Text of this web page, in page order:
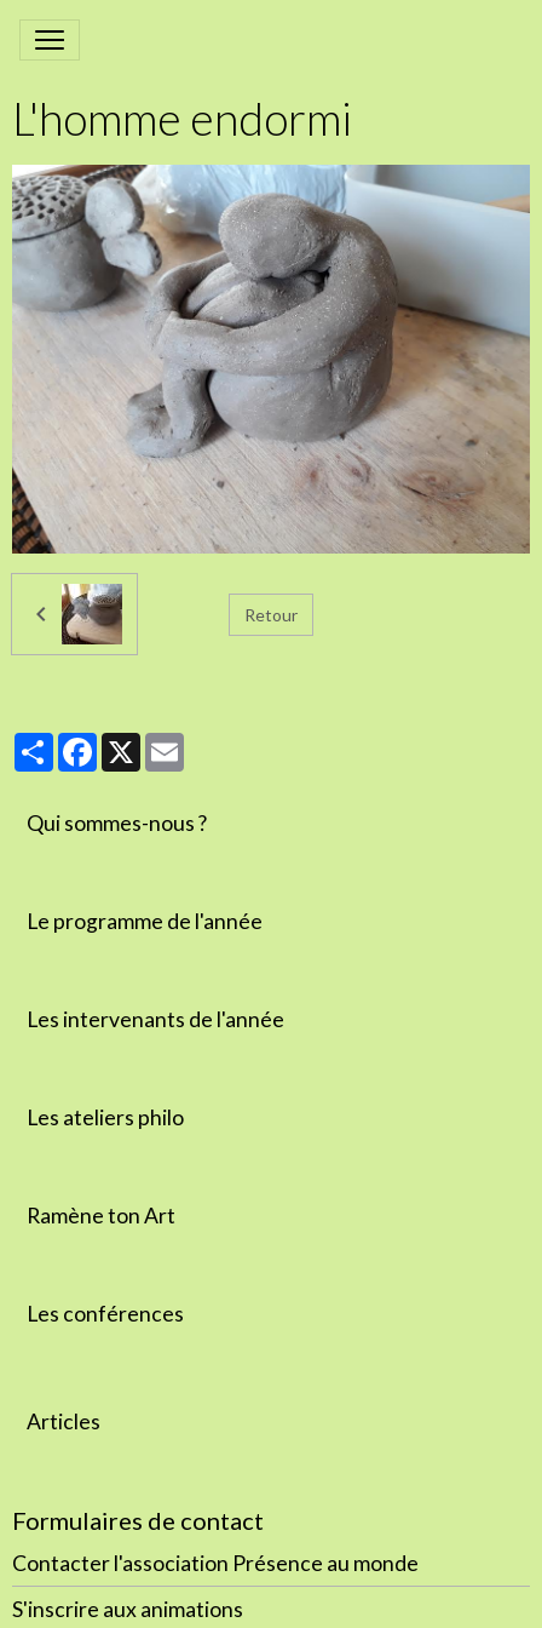
L'homme endormi
Retour
PartagerFacebook
X
Qui sommes-nous ?
Le programme de l'année
Les intervenants de l'année
Les ateliers philo
Ramène ton Art
Les conférences
Articles
Formulaires de contact
Contacter l'association Présence au monde
S'inscrire aux animations